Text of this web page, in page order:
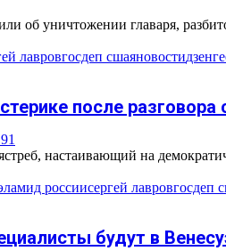
об уничтожении главаря,
лавровгосдеп сшаяновостидзен
после
1
настаивающий на
мид россиисергей лавровгосдеп
будут в